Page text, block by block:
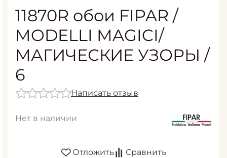
11870R обои FIPAR /
MODELLI MAGICI/
МАГИЧЕСКИЕ УЗОРЫ /
6
Написать отзыв
Нет в наличии
Отложить Сравнить